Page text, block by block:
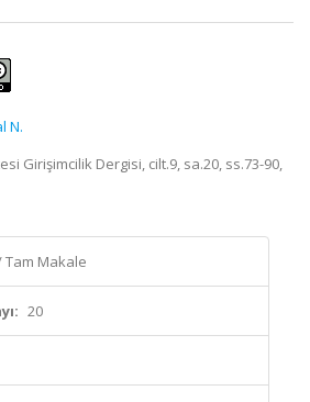
N.
Girişimcilik Dergisi, cilt.9, sa.20, ss.73-90,
Tam Makale
20